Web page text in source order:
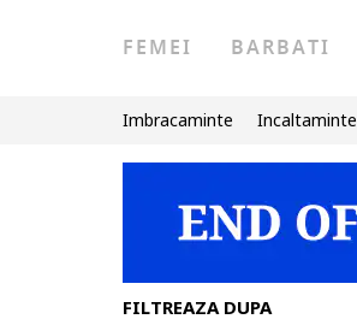
FEMEI BARBATI
Imbracaminte Incaltaminte
FILTREAZA DUPA